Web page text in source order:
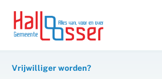
inhoud
naar
Vrijwilliger worden?